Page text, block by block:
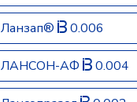
Ланзап® 0.006
ЛАНСОН-АФ 0.004